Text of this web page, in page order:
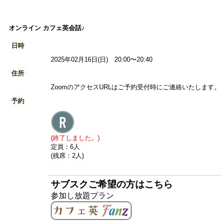
オンライン カフェ英会話♪
日時
2025年02月16日(日) 20:00〜20:40
住所
ZoomのアクセスURLはご予約受付時にご連絡いたします
予約
(終了しました。)
定員：6人
(残席：2人)
サブスクご希望の方はこちら
参加し放題プラン